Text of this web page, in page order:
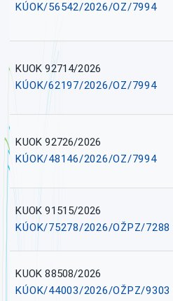
KÚOK/56542/2026/OZ/7994
KUOK 92714/2026
KÚOK/62197/2026/OZ/7994
KUOK 92726/2026
KÚOK/48146/2026/OZ/7994
KUOK 91515/2026
KÚOK/75278/2026/OŽPZ/7288
KUOK 88508/2026
KÚOK/44003/2026/OŽPZ/9303